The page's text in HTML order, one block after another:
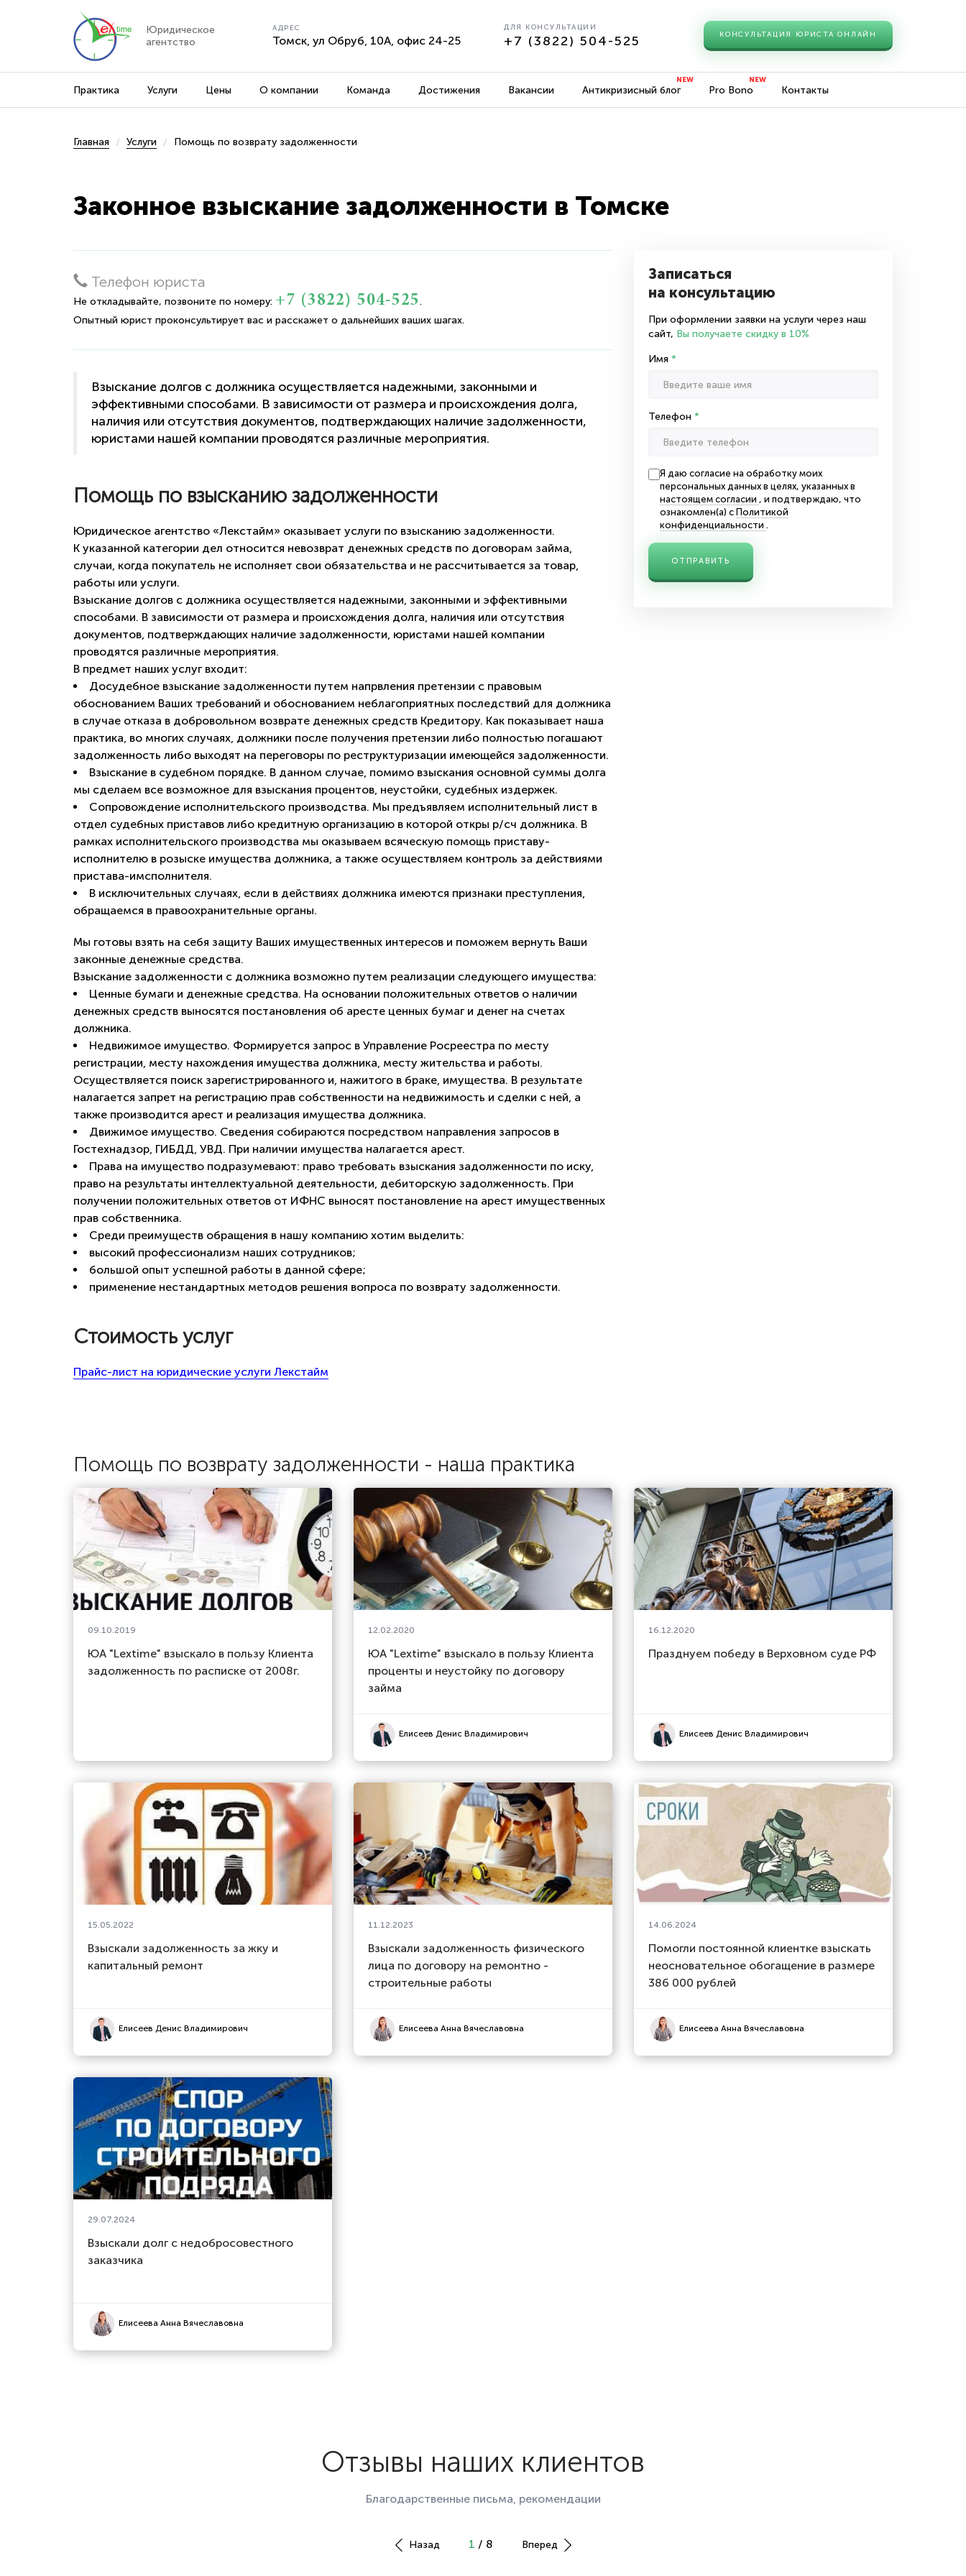
Юридическое
агентство
АДРЕС
Томск, ул Обруб, 10А, офис 24-25
ДЛЯ КОНСУЛЬТАЦИИ
+7 (3822) 504-525 КОНСУЛЬТАЦИЯ ЮРИСТА ОНЛАЙН
Практика Услуги Цены О компании Команда Достижения Вакансии Антикризисный блог Pro Bono Контакты
Главная Услуги Помощь по возврату задолженности
Законное взыскание задолженности в Томске
Телефон юриста
Не откладывайте, позвоните по номеру: +7 (3822) 504-525.
Опытный юрист проконсультирует вас и расскажет о дальнейших ваших шагах.
Взыскание долгов с должника осуществляется надежными, законными и
эффективными способами. В зависимости от размера и происхождения долга,
наличия или отсутствия документов, подтверждающих наличие задолженности,
юристами нашей компании проводятся различные мероприятия.
Помощь по взысканию задолженности
Юридическое агентство «Лекстайм» оказывает услуги по взысканию задолженности.
К указанной категории дел относится невозврат денежных средств по договорам займа,
случаи, когда покупатель не исполняет свои обязательства и не рассчитывается за товар,
работы или услуги.
Взыскание долгов с должника осуществляется надежными, законными и эффективными
способами. В зависимости от размера и происхождения долга, наличия или отсутствия
документов, подтверждающих наличие задолженности, юристами нашей компании
проводятся различные мероприятия.
В предмет наших услуг входит:
Досудебное взыскание задолженности путем напрвления претензии с правовым
обоснованием Ваших требований и обоснованием неблагоприятных последствий для должника
в случае отказа в добровольном возврате денежных средств Кредитору. Как показывает наша
практика, во многих случаях, должники после получения претензии либо полностью погашают
задолженность либо выходят на переговоры по реструктуризации имеющейся задолженности.
Взыскание в судебном порядке. В данном случае, помимо взыскания основной суммы долга
мы сделаем все возможное для взыскания процентов, неустойки, судебных издержек.
Сопровождение исполнительского производства. Мы предъявляем исполнительный лист в
отдел судебных приставов либо кредитную организацию в которой откры р/сч должника. В
рамках исполнительского производства мы оказываем всяческую помощь приставу-
исполнителю в розыске имущества должника, а также осуществляем контроль за действиями
пристава-имсполнителя.
В исключительных случаях, если в действиях должника имеются признаки преступления,
обращаемся в правоохранительные органы.
Мы готовы взять на себя защиту Ваших имущественных интересов и поможем вернуть Ваши
законные денежные средства.
Взыскание задолженности с должника возможно путем реализации следующего имущества:
Ценные бумаги и денежные средства. На основании положительных ответов о наличии
денежных средств выносятся постановления об аресте ценных бумаг и денег на счетах
должника.
Недвижимое имущество. Формируется запрос в Управление Росреестра по месту
регистрации, месту нахождения имущества должника, месту жительства и работы.
Осуществляется поиск зарегистрированного и, нажитого в браке, имущества. В результате
налагается запрет на регистрацию прав собственности на недвижимость и сделки с ней, а
также производится арест и реализация имущества должника.
Движимое имущество. Сведения собираются посредством направления запросов в
Гостехнадзор, ГИБДД, УВД. При наличии имущества налагается арест.
Права на имущество подразумевают: право требовать взыскания задолженности по иску,
право на результаты интеллектуальной деятельности, дебиторскую задолженность. При
получении положительных ответов от ИФНС выносят постановление на арест имущественных
прав собственника.
Среди преимуществ обращения в нашу компанию хотим выделить:
высокий профессионализм наших сотрудников;
большой опыт успешной работы в данной сфере;
применение нестандартных методов решения вопроса по возврату задолженности.
Стоимость услуг
Прайс-лист на юридические услуги Лекстайм
Записаться
на консультацию
При оформлении заявки на услуги через наш
сайт, Вы получаете скидку в 10%
Имя *
Телефон *
Я даю согласие на обработку моих
персональных данных в целях, указанных в
настоящем согласии , и подтверждаю, что
ознакомлен(а) с Политикой
конфиденциальности .
ОТПРАВИТЬ
Помощь по возврату задолженности - наша практика
09.10.2019
ЮА "Lextime" взыскало в пользу Клиента
задолженность по расписке от 2008г.
12.02.2020
ЮА "Lextime" взыскало в пользу Клиента
проценты и неустойку по договору
займа
Елисеев Денис Владимирович
16.12.2020
Празднуем победу в Верховном суде РФ
Елисеев Денис Владимирович
15.05.2022
Взыскали задолженность за жку и
капитальный ремонт
Елисеев Денис Владимирович
11.12.2023
Взыскали задолженность физического
лица по договору на ремонтно -
строительные работы
Елисеева Анна Вячеславовна
14.06.2024
Помогли постоянной клиентке взыскать
неосновательное обогащение в размере
386 000 рублей
Елисеева Анна Вячеславовна
29.07.2024
Взыскали долг с недобросовестного
заказчика
Елисеева Анна Вячеславовна
Отзывы наших клиентов
Благодарственные письма, рекомендации
Назад 1 / 8 Вперед